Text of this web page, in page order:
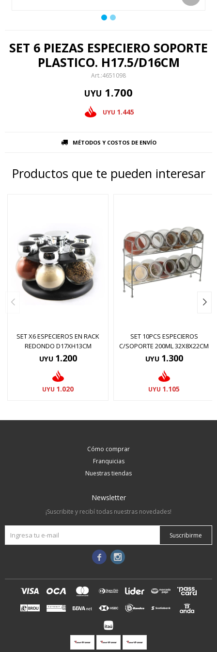
SET 6 PIEZAS ESPECIERO SOPORTE
PLASTICO. H17.5/D16CM
4651098
UYU 1.700
UYU 1.445
MÉTODOS Y COSTOS DE ENVÍO
Productos que te pueden interesar
SET X6 ESPECIEROS EN RACK
REDONDO D17XH13CM
UYU 1.200
UYU 1.020
SET 10PCS ESPECIEROS
C/SOPORTE 200ML 32X8X22CM
UYU 1.300
UYU 1.105
Cómo comprar
Franquicias
Nuestras tiendas
Newsletter
¡Suscribite y recibí todas nuestras novedades!
Suscribirme
 